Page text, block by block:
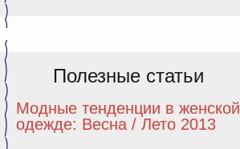
Полезные статьи
Модные тенденции в женской
одежде: Весна / Лето 2013